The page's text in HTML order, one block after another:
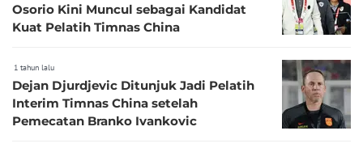
Osorio Kini Muncul sebagai Kandidat
Kuat Pelatih Timnas China
1 tahun lalu
Dejan Djurdjevic Ditunjuk Jadi Pelatih
Interim Timnas China setelah
Pemecatan Branko Ivankovic